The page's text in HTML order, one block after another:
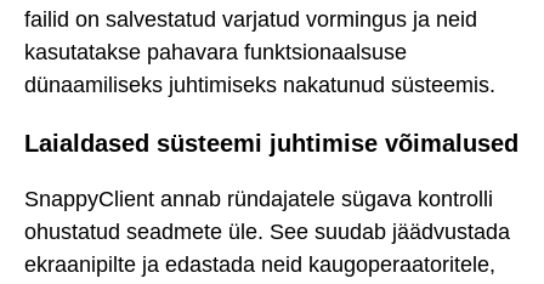
failid on salvestatud varjatud vormingus ja neid
kasutatakse pahavara funktsionaalsuse
dünaamiliseks juhtimiseks nakatunud süsteemis.
Laialdased süsteemi juhtimise võimalused
SnappyClient annab ründajatele sügava kontrolli
ohustatud seadmete üle. See suudab jäädvustada
ekraanipilte ja edastada neid kaugoperaatoritele,